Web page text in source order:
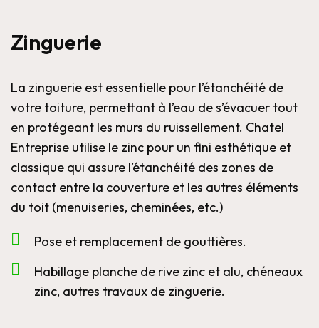
Zinguerie
La zinguerie est essentielle pour l’étanchéité de
votre toiture, permettant à l’eau de s’évacuer tout
en protégeant les murs du ruissellement. Chatel
Entreprise utilise le zinc pour un fini esthétique et
classique qui assure l’étanchéité des zones de
contact entre la couverture et les autres éléments
du toit (menuiseries, cheminées, etc.)
Pose et remplacement de gouttières.
Habillage planche de rive zinc et alu, chéneaux
zinc, autres travaux de zinguerie.